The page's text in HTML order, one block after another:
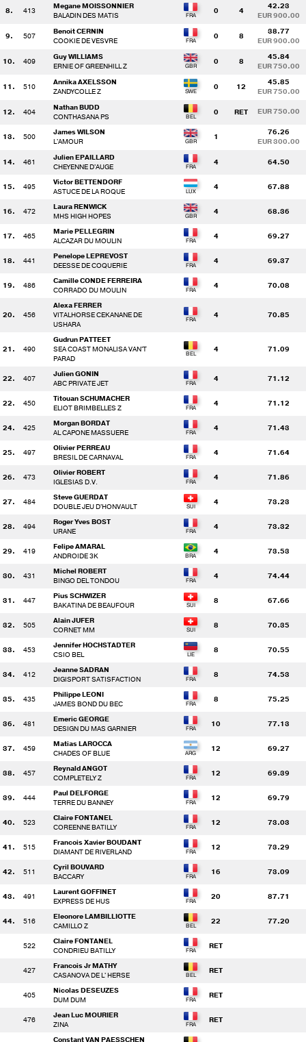
8. 413
Megane MOISSONNIER
BALADIN DES MATIS
0 4
42.23
EUR 900.00
9. 507
Benoit CERNIN
COOKIE DE VESVRE
0 8
38.77
EUR 900.00
10. 409
Guy WILLIAMS
ERNIE OF GREENHILL Z
0 8
45.84
EUR 750.00
11. 510
Annika AXELSSON
ZANDYCOLLE Z
0 12
45.85
EUR 750.00
12. 404
Nathan BUDD
CONTHASANA PS
0 RET EUR 750.00
13. 500
James WILSON
L'AMOUR
1
76.26
EUR 300.00
14. 461
Julien EPAILLARD
CHEYENNE D'AUGE
4 64.50
15. 495
Victor BETTENDORF
ASTUCE DE LA ROQUE
4 67.88
16. 472
Laura RENWICK
MHS HIGH HOPES
4 68.36
17. 465
Marie PELLEGRIN
ALCAZAR DU MOULIN
4 69.27
18. 441
Penelope LEPREVOST
DEESSE DE COQUERIE
4 69.37
19. 486
Camille CONDE FERREIRA
CORRADO DU MOULIN
4 70.08
20. 456
Alexa FERRER
VITALHORSE CEKANANE DE
USHARA
4 70.85
21. 490
Gudrun PATTEET
SEA COAST MONALISA VAN'T
PARAD
4 71.09
22. 407
Julien GONIN
ABC PRIVATE JET
4 71.12
22. 450
Titouan SCHUMACHER
ELIOT BRIMBELLES Z
4 71.12
24. 425
Morgan BORDAT
AL CAPONE MASSUERE
4 71.43
25. 497
Olivier PERREAU
BRESIL DE CARNAVAL
4 71.64
26. 473
Olivier ROBERT
IGLESIAS D.V.
4 71.86
27. 484
Steve GUERDAT
DOUBLE JEU D'HONVAULT
4 73.23
28. 494
Roger Yves BOST
URANE
4 73.32
29. 419
Felipe AMARAL
ANDROIDE 3K
4 73.53
30. 431
Michel ROBERT
BINGO DEL TONDOU
4 74.44
31. 447
Pius SCHWIZER
BAKATINA DE BEAUFOUR
8 67.66
32. 505
Alain JUFER
CORNET MM
8 70.35
33. 453
Jennifer HOCHSTADTER
CSIO BEL
8 70.55
34. 412
Jeanne SADRAN
DIGISPORT SATISFACTION
8 74.53
35. 435
Philippe LEONI
JAMES BOND DU BEC
8 75.25
36. 481
Emeric GEORGE
DESIGN DU MAS GARNIER
10 77.13
37. 459
Matias LAROCCA
CHADES OF BLUE
12 69.27
38. 457
Reynald ANGOT
COMPLETELY Z
12 69.39
39. 444
Paul DELFORGE
TERRE DU BANNEY
12 69.79
40. 523
Claire FONTANEL
COREENNE BATILLY
12 73.03
41. 515
Francois Xavier BOUDANT
DIAMANT DE RIVERLAND
12 73.29
42. 511
Cyril BOUVARD
BACCARY
16 73.09
43. 491
Laurent GOFFINET
EXPRESS DE HUS
20 87.71
44. 516
Eleonore LAMBILLIOTTE
CAMILLO Z
22 77.20
522
Claire FONTANEL
CONDRIEU BATILLY
RET
427
Francois Jr MATHY
CASANOVA DE L' HERSE
RET
405
Nicolas DESEUZES
DUM DUM
RET
476
Jean Luc MOURIER
ZINA
RET
Constant VAN PAESSCHEN